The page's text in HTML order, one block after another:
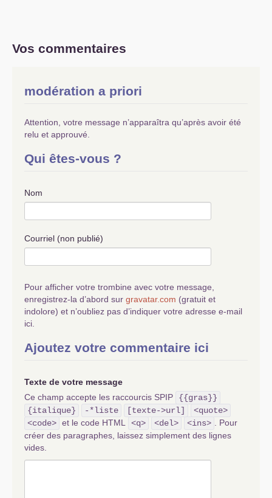
Vos commentaires
modération a priori
Attention, votre message n’apparaîtra qu’après avoir été
relu et approuvé.
Qui êtes-vous ?
Nom
Courriel (non publié)
Pour afficher votre trombine avec votre message,
enregistrez-la d’abord sur gravatar.com (gratuit et
indolore) et n’oubliez pas d’indiquer votre adresse e-mail
ici.
Ajoutez votre commentaire ici
Texte de votre message
Ce champ accepte les raccourcis SPIP
{{gras}}
{italique}
-*liste [texte->url]
<quote>
<code> et le code HTML <q> <del> <ins> . Pour
créer des paragraphes, laissez simplement des lignes
vides.